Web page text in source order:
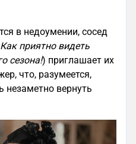
в недоумении, сосед
приятно видеть
сезона!) приглашает их
что, разумеется,
незаметно вернуть